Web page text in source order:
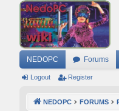
NEDOPC Forums
Logout Register
NEDOPC FORUMS